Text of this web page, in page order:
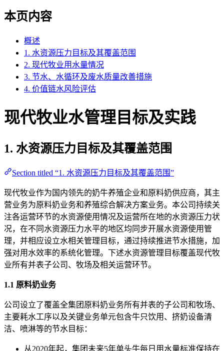
本页内容
概述
1. 水资源压力目标及其覆盖范围
2. 现代牧业用水量情况
3. 节水、水循环及废水质量改善措施
4. 价值链水风险评估
现代牧业水管理目标及实践
1. 水资源压力目标及其覆盖范围
Section titled “1. 水资源压力目标及其覆盖范围”
现代牧业作为国内领先的奶牛养殖企业和原料奶供应商，其主
营业务为原料奶业务和养殖综合解决方案业务。本公司持续关
注各运营环节的水资源使用情况及运营所在地的水资源压力状
况，在不同水资源压力水平的地区均同步开展水资源使用管
理，并相应设立水相关管理目标，通过持续推进节水措施，加
强对用水效率的系统化管理。下述水资源管理目标覆盖现代牧
业所有并表子公司、牧场及相关运营环节。
1.1 原料奶业务
公司设立了覆盖全集团原料奶业务所有并表的子公司和牧场、
主要耗水工序以及关键业务单元包含牛只饮用、挤奶设备清
洁、喷淋等的节水目标：
从2020年起，集团未来5年单头牛每日用水量标准保持在